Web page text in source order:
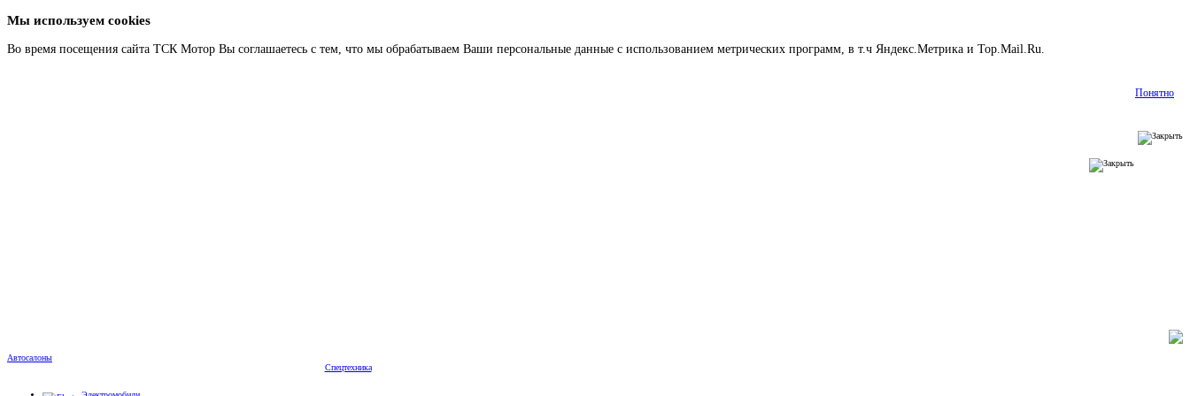
Мы используем cookies
Во время посещения сайта ТСК Мотор Вы соглашаетесь с тем, что мы обрабатываем Ваши персональные данные с использованием метрических программ, в т.ч Яндекс.Метрика и Top.Mail.Ru.
Понятно
Автосалоны
Спецтехника